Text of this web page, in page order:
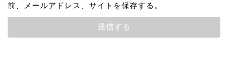
前、メールアドレス、サイトを保存する。